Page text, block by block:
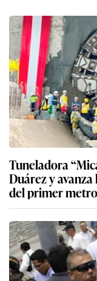
Tuneladora
Duárez y
del primer